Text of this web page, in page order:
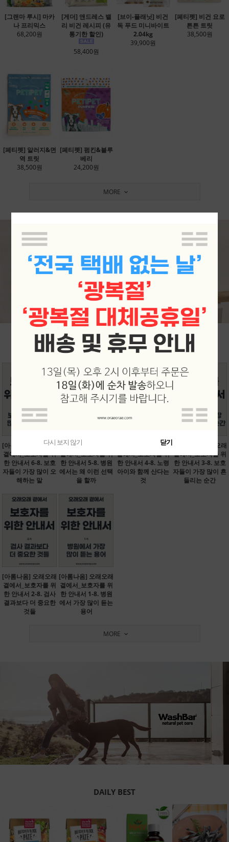
[그랜마 루시] 마카
나 프리믹스
68,200원
[게더] 앤드레스 밸
리 비건 레시피 (유
통기한 할인)
58,400원
[브이-플래닛] 비건
독 푸드 미니바이트
2.04kg
39,900원
[페티펫] 비건 요로
튼튼 트릿
38,500원
[페티펫] 알러지&면
역 트릿
38,500원
[페티펫] 펌킨&블루
베리
24,200원
MORE
STUDY
[아롬나옴] 오래오래
곁에서_보호자를 위
한 안내서 6-8. 보호
자들이 가장 많이 오
해하는 말
[아롬나옴] 오래오래
곁에서_보호자를 위
한 안내서 5-8. 병원
에서는 왜 이런 선택
을 할까
[아롬나옴] 오래오래
곁에서_보호자를 위
한 안내서 4-8. 노령
아이와 함께 산다는
것
[아롬나옴] 오래오래
곁에서_보호자를 위
한 안내서 3-8. 보호
자들이 가장 많이 흔
들리는 순간
[아롬나옴] 오래오래
곁에서_보호자를 위
한 안내서 2-8. 검사
결과보다 더 중요한
것들
[아롬나옴] 오래오래
곁에서_보호자를 위
한 안내서 1-8. 병원
에서 가장 많이 듣는
용어
MORE
DAILY BEST
다시 보지 않기 닫기
다시 보지 않기 닫기
다시 보지 않기 닫기
다시 보지 않기 닫기